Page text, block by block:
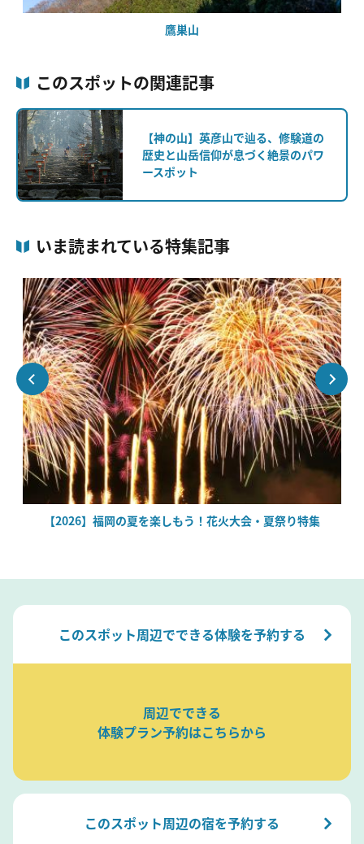
鷹巣山
このスポットの関連記事
【神の山】英彦山で辿る、修験道の
歴史と山岳信仰が息づく絶景のパワ
ースポット
いま読まれている特集記事
【2026】福岡の夏を楽しもう！花火大会・夏祭り特集
このスポット周辺でできる体験を予約する
周辺でできる
体験プラン予約はこちらから
このスポット周辺の宿を予約する